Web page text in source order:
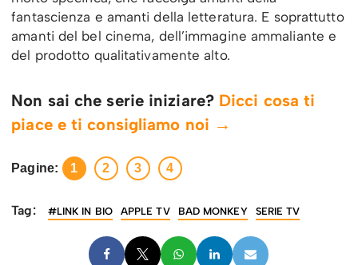
fantascienza e amanti della letteratura. E soprattutto
amanti del bel cinema, dell’immagine ammaliante e
del prodotto qualitativamente alto.
Non sai che serie iniziare? Dicci cosa ti
piace e ti consigliamo noi →
Pagine: 1 2 3 4
Tag: #LINK IN BIO APPLE TV BAD MONKEY SERIE TV